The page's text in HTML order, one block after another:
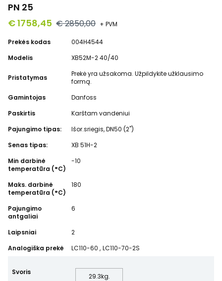
PN 25
€ 1758,45 € 2850,00 + PVM
Prekės kodas
004H4544
Modelis
XB52M-2 40/40
Pristatymas
Prekė yra užsakoma. Užpildykite užklausimo
formą.
Gamintojas
Danfoss
Paskirtis
Karštam vandeniui
Pajungimo tipas:
Išor.sriegis, DN50 (2")
Senas tipas:
XB 51H-2
Min darbinė
temperatūra (°C)
-10
Maks. darbinė
temperatūra (°C)
180
Pajungimo
antgaliai
6
Laipsniai
2
Analogiška prekė
LC110-60 , LC110-70-2S
Svoris
29.3kg.